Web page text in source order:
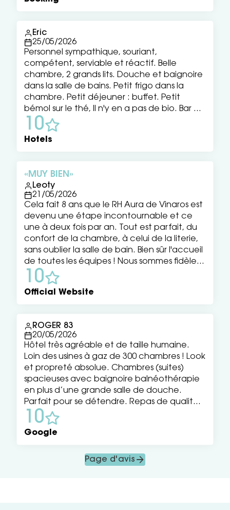
Eric
25/05/2026
Personnel sympathique, souriant,
compétent, serviable et réactif. Belle
chambre, 2 grands lits. Douche et baignoire
dans la salle de bains. Petit frigo dans la
chambre. Petit déjeuner : buffet. Petit
bémol sur le thé, Il n'y en a pas de bio. Bar et
cafétéria au rez-de-chaussée.
Stationnement gratuit dans les rues du
quartier.
10
Hotels
MUY BIEN
Leoty
21/05/2026
Cela fait 8 ans que le RH Aura de Vinaros est
devenu une étape incontournable et ce
une à deux fois par an. Tout est parfait, du
confort de la chambre, à celui de la literie,
sans oublier la salle de bain. Bien sûr l'accueil
de toutes les équipes ! Nous sommes fidèles
et nous le resterons! !!
10
Official Website
ROGER 83
20/05/2026
Hôtel très agréable et de taille humaine.
Loin des usines à gaz de 300 chambres ! Look
et propreté absolue. Chambres (suites)
spacieuses avec baignoire balnéothérapie
en plus d’une grande salle de douche.
Parfait pour se détendre. Repas de qualité !
Un grand merci en particulier au
réceptionniste Eric , pour sa gentillesse, sa
patience et son efficacité. Nous resterons
10
Google
Page d'avis